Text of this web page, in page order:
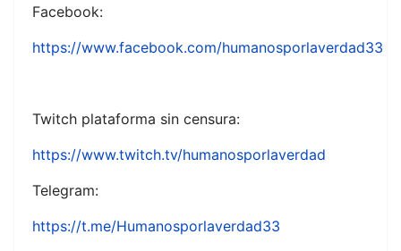
Facebook:
https://www.facebook.com/humanosporlaverdad33
Twitch plataforma sin censura:
https://www.twitch.tv/humanosporlaverdad
Telegram:
https://t.me/Humanosporlaverdad33